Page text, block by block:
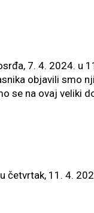
7. 4. 2024. u
objavili smo
se na ovaj veliki
četvrtak, 11. 4.